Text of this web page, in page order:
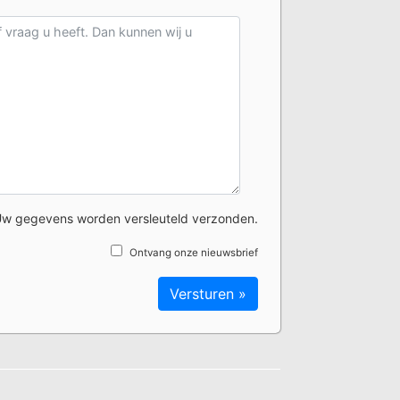
gegevens worden versleuteld verzonden.
Ontvang onze nieuwsbrief